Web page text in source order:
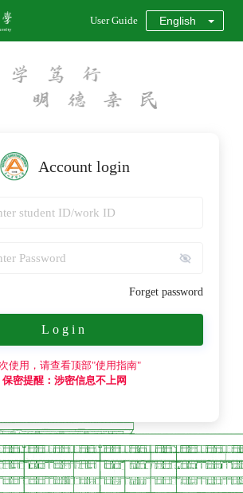
User Guide
Account login
Forget password
Login
使用，请查看顶部"使用指南"
保密提醒：涉密信息不上网